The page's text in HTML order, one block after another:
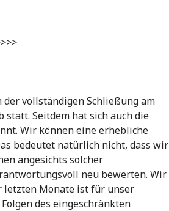
vollständigen Schließung am
statt. Seitdem hat sich auch die
Wir können eine erhebliche
bedeutet natürlich nicht, dass wir
angesichts solcher
neu bewerten. Wir
letzten Monate ist für unser
des eingeschränkten